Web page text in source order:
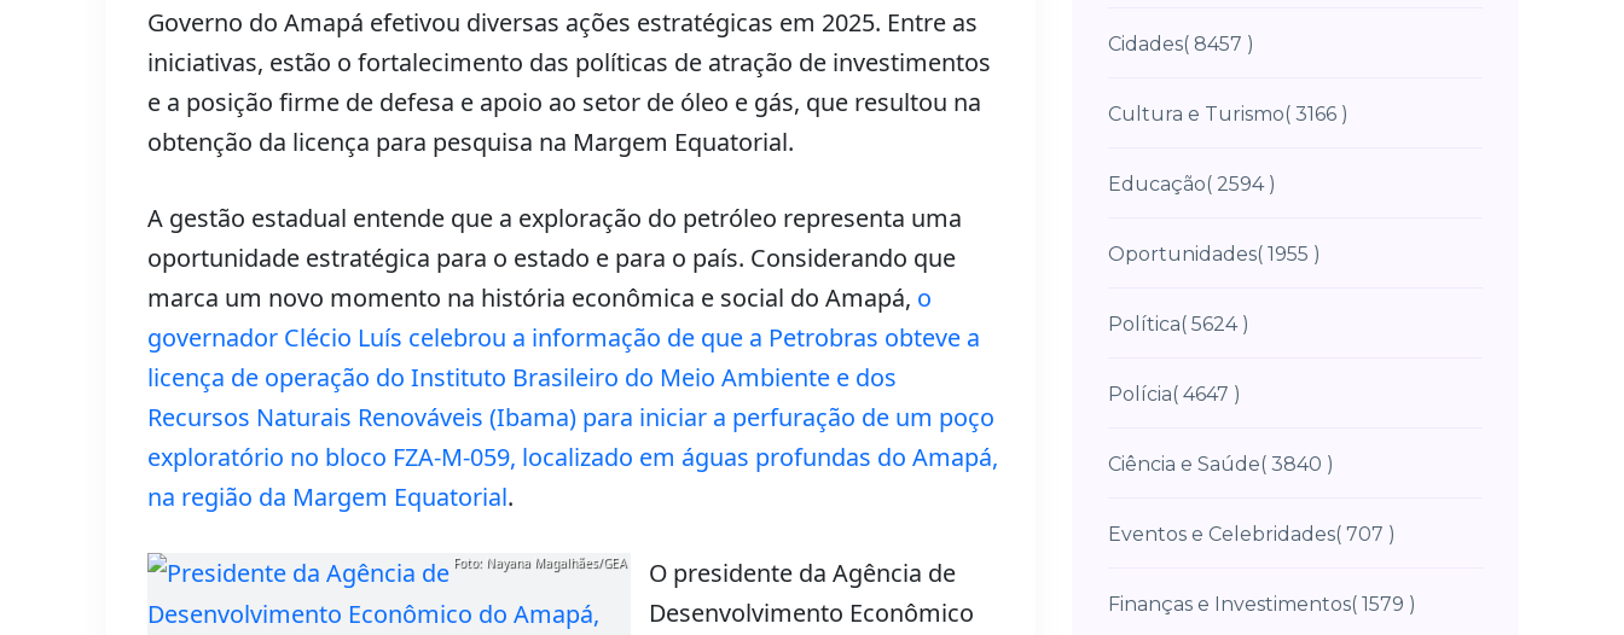
Governo do Amapá efetivou diversas ações estratégicas em 2025. Entre as
iniciativas, estão o fortalecimento das políticas de atração de investimentos
e a posição firme de defesa e apoio ao setor de óleo e gás, que resultou na
obtenção da licença para pesquisa na Margem Equatorial.
A gestão estadual entende que a exploração do petróleo representa uma
oportunidade estratégica para o estado e para o país. Considerando que
marca um novo momento na história econômica e social do Amapá, o
governador Clécio Luís celebrou a informação de que a Petrobras obteve a
licença de operação do Instituto Brasileiro do Meio Ambiente e dos
Recursos Naturais Renováveis (Ibama) para iniciar a perfuração de um poço
exploratório no bloco FZA-M-059, localizado em águas profundas do Amapá,
na região da Margem Equatorial.
Foto: Nayana Magalhães/GEA
O presidente da Agência de
Desenvolvimento Econômico
Cidades( 8457 )
Cultura e Turismo( 3166 )
Educação( 2594 )
Oportunidades( 1955 )
Política( 5624 )
Polícia( 4647 )
Ciência e Saúde( 3840 )
Eventos e Celebridades( 707 )
Finanças e Investimentos( 1579 )